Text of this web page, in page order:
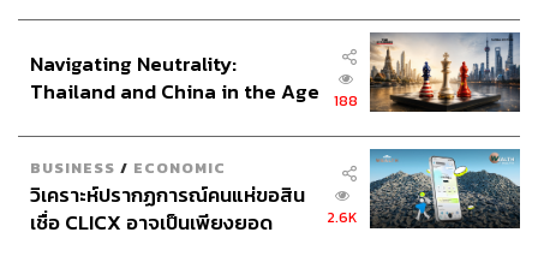
Navigating Neutrality:
Thailand and China in the Age
188
BUSINESS / ECONOMIC
วิเคราะห์ปรากฏการณ์คนแห่ขอสิน
เชื่อ CLICX อาจเป็นเพียงยอด
2.6K